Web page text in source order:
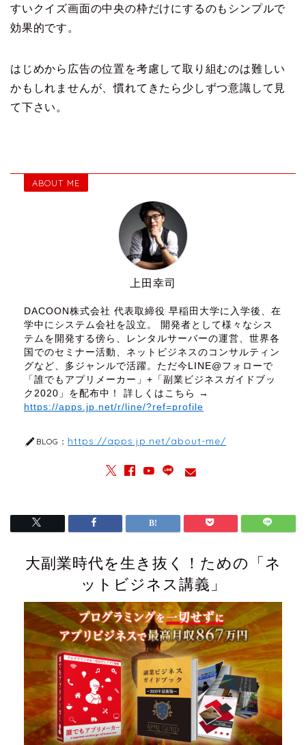
すいクイズ画面の中央の枠だけにするのもシンプルで
効果的です。
はじめから広告の位置を考慮して取り組むのは難しい
かもしれませんが、慣れてきたら少しずつ意識して見
て下さい。
ABOUT ME
上田幸司
DACOON株式会社 代表取締役 早稲田大学に入学後、在
学中にシステム会社を設立。 開発者として様々なシス
テムを開発する傍ら、レンタルサーバーの運営、世界各
国でのセミナー活動、ネットビジネスのコンサルティン
グなど、多ジャンルで活躍。ただ今LINE@フォローで
「誰でもアプリメーカー」+「副業ビジネスガイドブッ
ク2020」を配布中！ 詳しくはこちら →
https://apps.jp.net/r/line/?ref=profile
BLOG： https://apps.jp.net/about-me/
大副業時代を生き抜く！ための「ネ
ットビジネス講義」